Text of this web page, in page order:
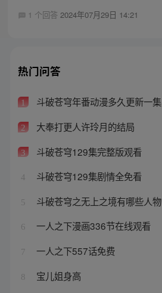
1 个回答 2024年07月29日 14:21
热门问答
1 斗破苍穹年番动漫多久更新一集
2 大奉打更人许玲月的结局
3 斗破苍穹129集完整版观看
4 斗破苍穹129集剧情全免看
5 斗破苍穹之无上之境有哪些人物
6 一人之下漫画336节在线观看
7 一人之下557话免费
8 宝儿姐身高